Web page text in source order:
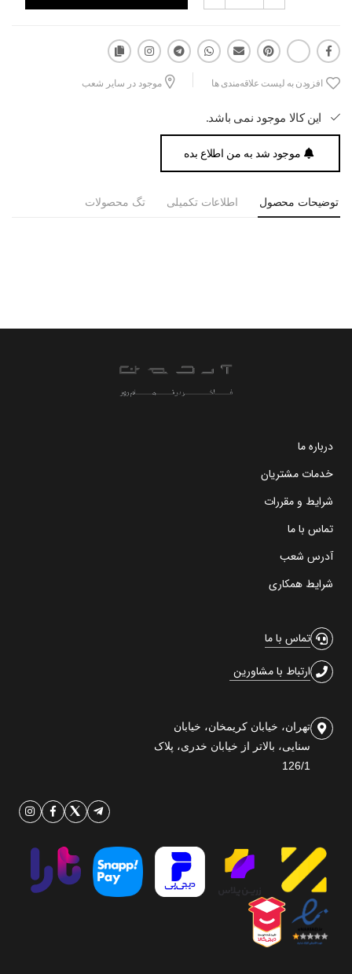
افزودن به لیست علاقه‌مندی ها موجود در سایر شعب
این کالا موجود نمی باشد.
موجود شد به من اطلاع بده
توضیحات محصول اطلاعات تکمیلی تگ محصولات
درباره ما
خدمات مشتریان
شرایط و مقررات
تماس با ما
آدرس شعب
شرایط همکاری
تماس با ما
ارتباط با مشاورین
تهران، خیابان کریمخان، خیابان
سنایی، بالاتر از خیابان خدری، پلاک
126/1